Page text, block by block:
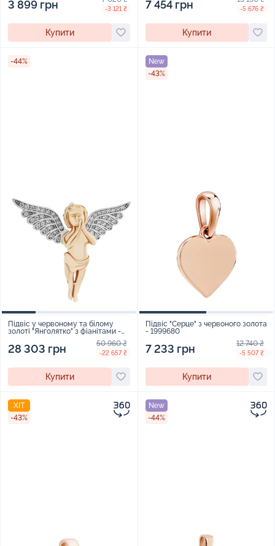
3 899 грн -3 121 ₴
Купити
7 454 грн -5 676 ₴
Купити
-44%
Підвіс у червоному та білому
золоті "Янголятко" з фіанітами -
28 303 грн 50 960 ₴
-22 657 ₴
Купити
New
-43%
Підвіс "Серце" з червоного золота
- 1999680
7 233 грн 12 740 ₴
-5 507 ₴
Купити
ХІТ
-43%
New
-44%